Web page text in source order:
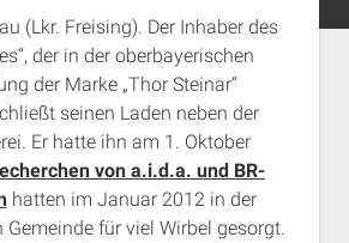
Aktuelles
Termine
open
dropdown
menu
Termine im Süden
Termine in München
Termine im Süden
Termine München
Chronologie
Das Archiv
open
dropdown
menu
e. V. unterstützen
Über a.i.d.a.
Impressum
(Lkr. Freising). Der Inhaber des
der in der oberbayerischen
der Marke „Thor Steinar“
seinen Laden neben der
Er hatte ihn am 1. Oktober
von a.i.d.a. und BR-
hatten im Januar 2012 in der
für viel Wirbel gesorgt.